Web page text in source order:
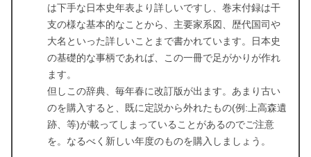
は下手な日本史年表より詳しいですし、巻末付録は干
支の様な基本的なことから、主要家系図、歴代国司や
大名といった詳しいことまで書かれています。日本史
の基礎的な事柄であれば、この一冊で足がかりが作れ
ます。
但しこの辞典、毎年春に改訂版が出ます。あまり古い
のを購入すると、既に定説から外れたもの(例:上高森遺
跡、等)が載ってしまっていることがあるのでご注意
を。なるべく新しい年度のものを購入しましょう。